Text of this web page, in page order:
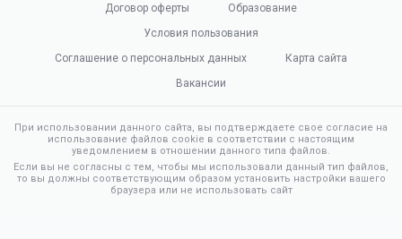
Договор оферты
Образование
Условия пользования
Соглашение о персональных данных
Карта сайта
Вакансии
При использовании данного сайта, вы подтверждаете свое согласие на
использование файлов cookie в соответствии с настоящим
уведомлением в отношении данного типа файлов.
Если вы не согласны с тем, чтобы мы использовали данный тип файлов,
то вы должны соответствующим образом установить настройки вашего
браузера или не использовать сайт